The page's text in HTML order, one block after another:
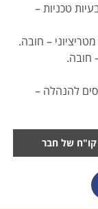
טכניות –
– חובה.
חובה.
להנהלה –
של חבר